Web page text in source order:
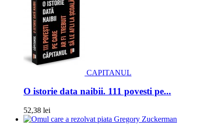
CAPITANUL
O istorie data naibii. 111 povesti pe...
52,38 lei
Gregory Zuckerman